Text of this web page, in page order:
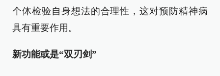
个体检验自身想法的合理性，这对预防精神病
具有重要作用。
新功能或是“双刃剑”